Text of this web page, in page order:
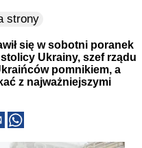
strony
się w sobotni poranek
Ukrainy, szef rządu
pomnikiem, a
z najważniejszymi